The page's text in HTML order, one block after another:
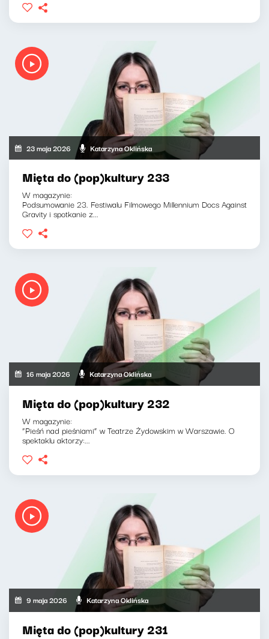
23 maja 2026 Katarzyna Oklińska
Mięta do (pop)kultury 233
W magazynie:
Podsumowanie 23. Festiwalu Filmowego Millennium Docs Against
Gravity i spotkanie z...
16 maja 2026 Katarzyna Oklińska
Mięta do (pop)kultury 232
W magazynie:
“Pieśń nad pieśniami” w Teatrze Żydowskim w Warszawie. O
spektaklu aktorzy:...
9 maja 2026 Katarzyna Oklińska
Mięta do (pop)kultury 231